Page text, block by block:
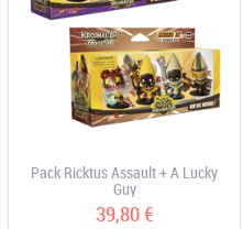
Pack Ricktus Assault + A Lucky
Guy
39,80 €